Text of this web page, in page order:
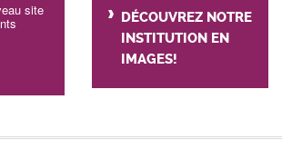
site
DÉCOUVREZ NOTRE
INSTITUTION EN
IMAGES!